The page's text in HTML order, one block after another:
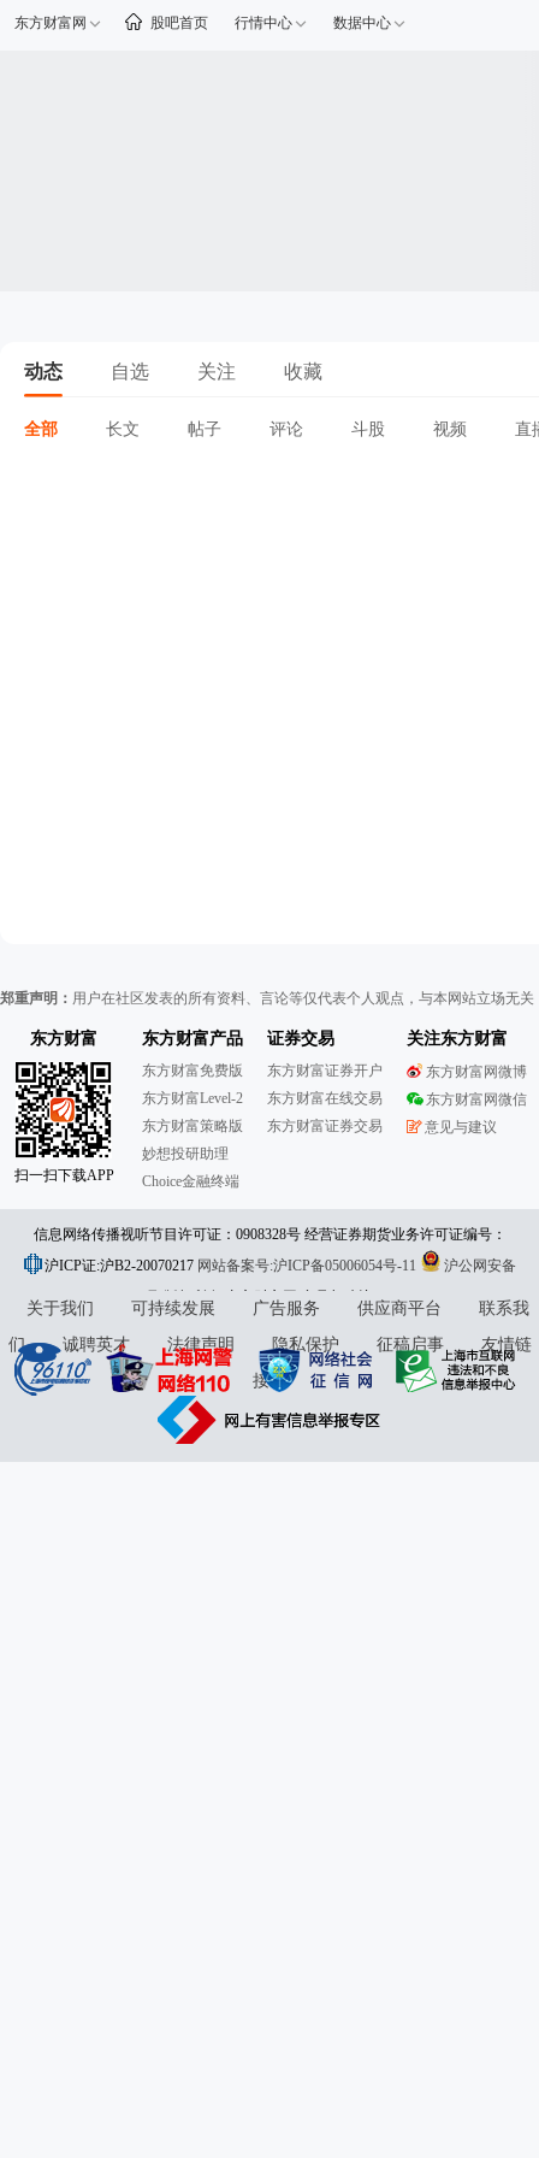
东方财富网 股吧首页 行情中心 数据中心
动态 自选 关注 收藏
全部 长文 帖子 评论 斗股 视频 直
郑重声明： 用户在社区发表的所有资料、言论等仅代表个人观点，与本网站立场无
东方财富
扫一扫下载APP
东方财富产品
东方财富免费版
东方财富Level-2
东方财富策略版
妙想投研助理
Choice金融终端
证券交易
东方财富证券开户
东方财富在线交易
东方财富证券交易
关注东方财富
东方财富网微博
东方财富网微信
意见与建议
信息网络传播视听节目许可证：0908328号 经营证券期货业务许可证编号：
913101046312860336 违法和不良信息举报:021-61278686 举报邮箱：
jubao@eastmoney.com
沪ICP证:沪B2-20070217 网站备案号:沪ICP备05006054号-11
沪公网安备
31010402000120号版权所有:东方财富网意见与建议:4000300059/952500
关于我们 可持续发展 广告服务 供应商平台
联系我
们
诚聘英才 法律声明 隐私保护 征稿启事
友情链
接